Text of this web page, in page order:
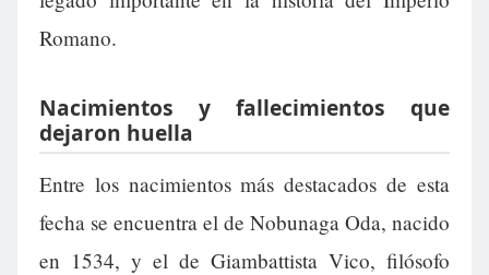
Romano.
Nacimientos y fallecimientos que
dejaron huella
Entre los nacimientos más destacados de esta
fecha se encuentra el de Nobunaga Oda, nacido
en 1534, y el de Giambattista Vico, filósofo